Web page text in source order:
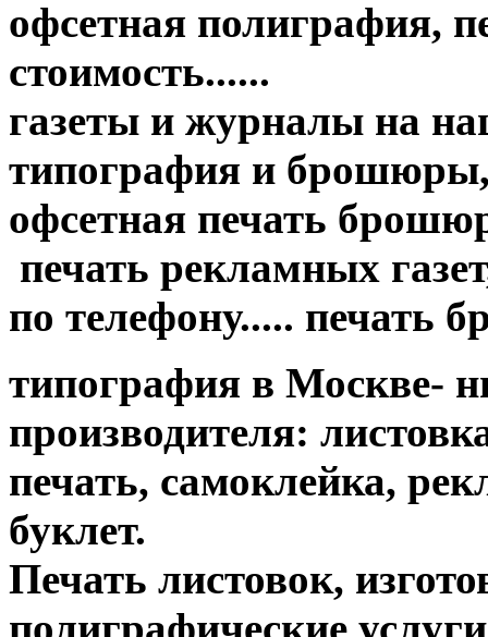
офсетная полиграфия,
стоимость......
газеты и журналы на
типография и брошюры,
офсетная печать
печать рекламных
по телефону..... печать
типография в Москве-
производителя:
печать, самоклейка,
буклет.
Печать листовок,
полиграфические